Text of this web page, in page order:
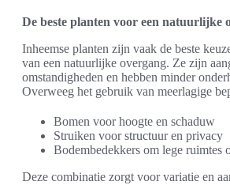
De beste planten voor een natuurlijke
Inheemse planten zijn vaak de beste
van een natuurlijke overgang. Ze zijn
omstandigheden en hebben minder
Overweeg het gebruik van meerlagige
Bomen voor hoogte en schaduw
Struiken voor structuur en privacy
Bodembedekkers om lege ruimtes
Deze combinatie zorgt voor variatie en